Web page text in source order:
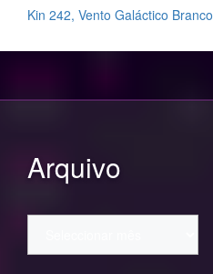
Kin 242, Vento Galáctico Branco
Arquivo